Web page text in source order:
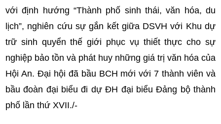
với định hướng “Thành phố sinh thái, văn hóa, du
lịch”, nghiên cứu sự gắn kết giữa DSVH với Khu dự
trữ sinh quyển thế giới phục vụ thiết thực cho sự
nghiệp bảo tồn và phát huy những giá trị văn hóa của
Hội An. Đại hội đã bầu BCH mới với 7 thành viên và
bầu đoàn đại biểu đi dự ĐH đại biểu Đảng bộ thành
phố lần thứ XVII./-